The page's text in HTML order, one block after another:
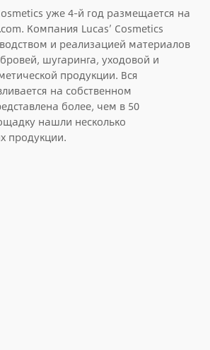
уже 4-й год размещается на
Компания Lucas’ Cosmetics
и реализацией материалов
шугаринга, уходовой и
продукции. Вся
на собственном
более, чем в 50
нашли несколько
продукции.